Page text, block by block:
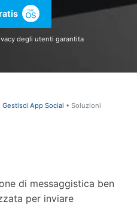
degli utenti garantita
Gestisci App Social • Soluzioni
di messaggistica ben
per inviare